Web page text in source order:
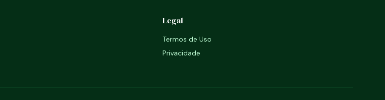
Legal
Termos de Uso
Privacidade